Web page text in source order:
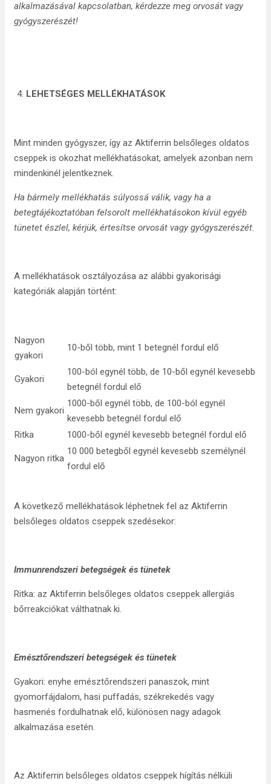
alkalmazásával kapcsolatban, kérdezze meg orvosát vagy
gyógyszerészét!
LEHETSÉGES MELLÉKHATÁSOK
Mint minden gyógyszer, így az Aktiferrin belsőleges oldatos
cseppek is okozhat mellékhatásokat, amelyek azonban nem
mindenkinél jelentkeznek.
Ha bármely mellékhatás súlyossá válik, vagy ha a
betegtájékoztatóban felsorolt mellékhatásokon kívül egyéb
tünetet észlel, kérjük, értesítse orvosát vagy gyógyszerészét.
A mellékhatások osztályozása az alábbi gyakorisági
kategóriák alapján történt:
Nagyon
gyakori
10-ből több, mint 1 betegnél fordul elő
Gyakori
100-ból egynél több, de 10-ből egynél kevesebb
betegnél fordul elő
Nem gyakori
1000-ből egynél több, de 100-ból egynél
kevesebb betegnél fordul elő
Ritka
1000-ből egynél kevesebb betegnél fordul elő
Nagyon ritka
10 000 betegből egynél kevesebb személynél
fordul elő
A következő mellékhatások léphetnek fel az Aktiferrin
belsőleges oldatos cseppek szedésekor:
Immunrendszeri betegségek és tünetek
Ritka: az Aktiferrin belsőleges oldatos cseppek allergiás
bőrreakciókat válthatnak ki.
Emésztőrendszeri betegségek és tünetek
Gyakori: enyhe emésztőrendszeri panaszok, mint
gyomorfájdalom, hasi puffadás, székrekedés vagy
hasmenés fordulhatnak elő, különösen nagy adagok
alkalmazása esetén.
Az Aktiferrin belsőleges oldatos cseppek hígítás nélküli